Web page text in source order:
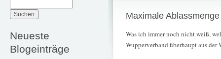
Neueste
Blogeinträge
Maximale Ablassmenge
Was ich immer noch nicht weiß,
Wupperverband überhaupt aus der